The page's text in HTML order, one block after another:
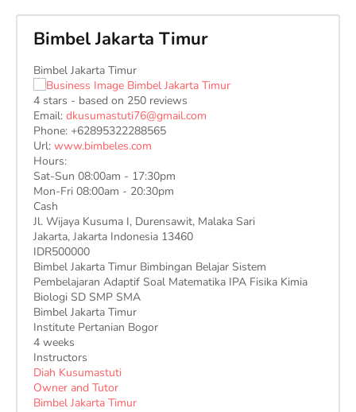
Bimbel Jakarta Timur
Bimbel Jakarta Timur
4stars - based on 250reviews
Email: dkusumastuti76@gmail.com
Phone: +62895322288565
Url: www.bimbeles.com
Hours:
Sat-Sun 08:00am - 17:30pm
Mon-Fri 08:00am - 20:30pm
Cash
Jl. Wijaya Kusuma I, Durensawit, Malaka Sari
Jakarta, Jakarta Indonesia 13460
IDR500000
Bimbel Jakarta Timur Bimbingan Belajar Sistem
Pembelajaran Adaptif Soal Matematika IPA Fisika Kimia
Biologi SD SMP SMA
Bimbel Jakarta Timur
Institute Pertanian Bogor
4 weeks
Instructors
Diah Kusumastuti
Owner and Tutor
Bimbel Jakarta Timur